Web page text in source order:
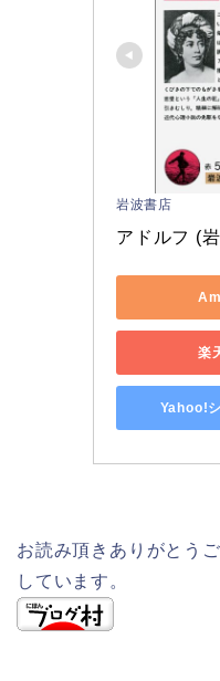
岩波書店
アドルフ (
楽
Yahoo!
お読み頂きありがとう
しています。